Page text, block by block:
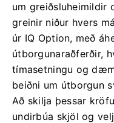
um greiðsluheimildir
greinir niður hvers
úr IQ Option, með
útborgunaraðferðir,
tímasetningu og
beiðni um útborgun
Að skilja þessar
undirbúa skjöl og